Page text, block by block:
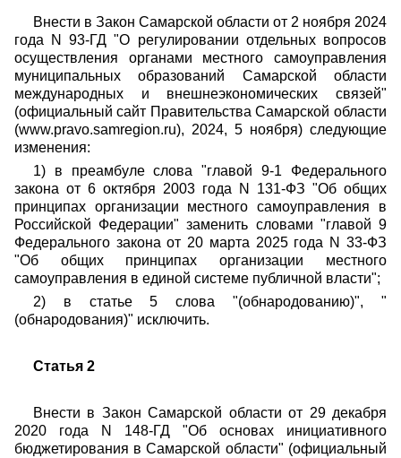
Внести в Закон Самарской области от 2 ноября 2024
года N 93-ГД "О регулировании отдельных вопросов
осуществления органами местного самоуправления
муниципальных образований Самарской области
международных и внешнеэкономических связей"
(официальный сайт Правительства Самарской области
(www.pravo.samregion.ru), 2024, 5 ноября) следующие
изменения:
1) в преамбуле слова "главой 9-1 Федерального
закона от 6 октября 2003 года N 131-ФЗ "Об общих
принципах организации местного самоуправления в
Российской Федерации" заменить словами "главой 9
Федерального закона от 20 марта 2025 года N 33-ФЗ
"Об общих принципах организации местного
самоуправления в единой системе публичной власти";
2) в статье 5 слова "(обнародованию)", "
(обнародования)" исключить.
Статья 2
Внести в Закон Самарской области от 29 декабря
2020 года N 148-ГД "Об основах инициативного
бюджетирования в Самарской области" (официальный